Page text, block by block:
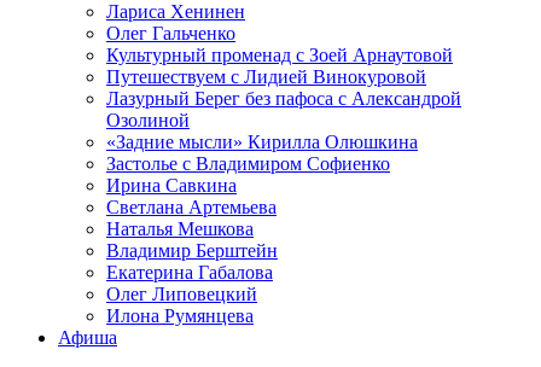
Лариса Хенинен
Олег Гальченко
Культурный променад с Зоей Арнаутовой
Путешествуем с Лидией Винокуровой
Лазурный Берег без пафоса с Александрой
Озолиной
«Задние мысли» Кирилла Олюшкина
Застолье с Владимиром Софиенко
Ирина Савкина
Светлана Артемьева
Наталья Мешкова
Владимир Берштейн
Екатерина Габалова
Олег Липовецкий
Илона Румянцева
Афиша